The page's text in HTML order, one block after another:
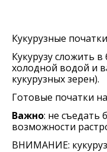
Кукурузные
Кукурузу сложить
холодной водой и
кукурузных зерен).
Готовые початки
Важно: не съедать
возможности
ВНИМАНИЕ: